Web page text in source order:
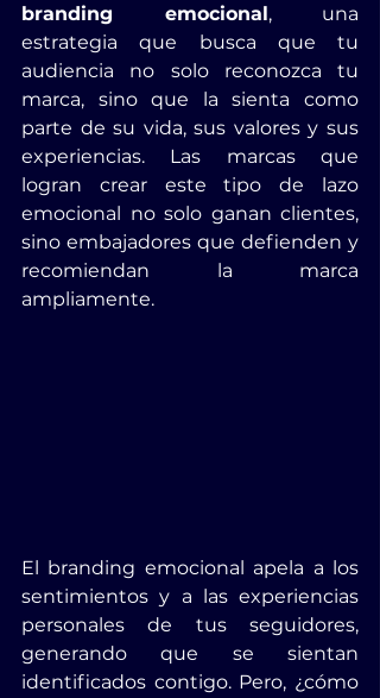
branding emocional, una
estrategia que busca que tu
audiencia no solo reconozca tu
marca, sino que la sienta como
parte de su vida, sus valores y sus
experiencias. Las marcas que
logran crear este tipo de lazo
emocional no solo ganan clientes,
sino embajadores que defienden y
recomiendan la marca
ampliamente.
El branding emocional apela a los
sentimientos y a las experiencias
personales de tus seguidores,
generando que se sientan
identificados contigo. Pero, ¿cómo